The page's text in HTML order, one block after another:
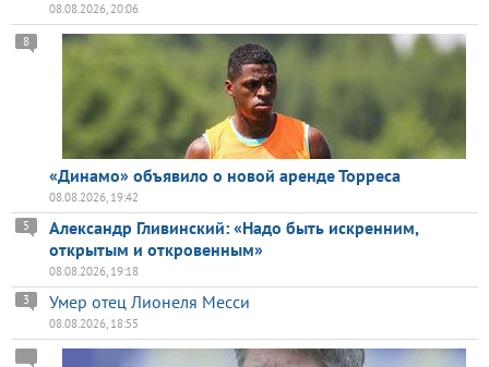
08.08.2026, 20:06
«Динамо» объявило о новой аренде Торреса
8
08.08.2026, 19:42
Александр Гливинский: «Надо быть искренним,
открытым и откровенным»
5
08.08.2026, 19:18
Умер отец Лионеля Месси
3
08.08.2026, 18:55